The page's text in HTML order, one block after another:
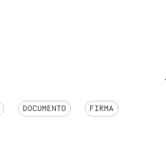
DOCUMENTO FIRMA